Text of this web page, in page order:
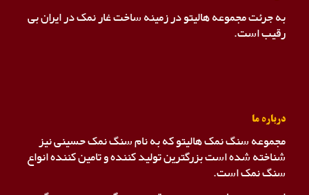
به جرئت مجموعه هالیتو در زمینه ساخت غار نمک در ایران بی
رقیب است.
درباره ما
مجموعه سنگ نمک هالیتو که به نام سنگ نمک حسینی نیز
شناخته شده است بزرگترین تولید کننده و تامین کننده انواع
سنگ نمک است.